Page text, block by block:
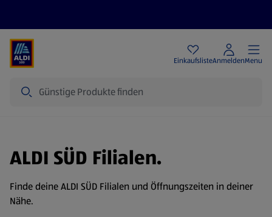
EinkaufslisteAnmeldenMenu
ALDI SÜD Filialen.
Finde deine ALDI SÜD Filialen und Öffnungszeiten in deiner
Nähe.